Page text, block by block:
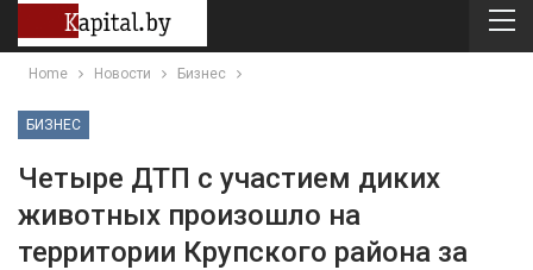
Home Новости Бизнес
БИЗНЕС
Четыре ДТП с участием диких
животных произошло на
территории Крупского района за